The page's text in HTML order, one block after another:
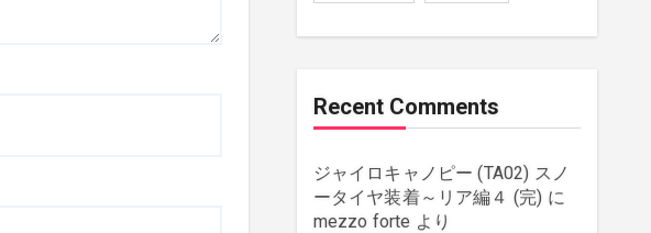
strings(179)
wordpress(8)
Recent Comments
ジャイロキャノピー (TA02) スノ
ータイヤ装着～リア編４ (完) に
mezzo forte より